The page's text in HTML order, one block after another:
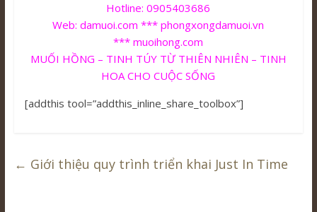
Hotline: 0905403686
Web: damuoi.com *** phongxongdamuoi.vn
*** muoihong.com
MUỐI HỒNG – TINH TÚY TỪ THIÊN NHIÊN – TINH
HOA CHO CUỘC SỐNG
[addthis tool=”addthis_inline_share_toolbox”]
← Giới thiệu quy trình triển khai Just In Time